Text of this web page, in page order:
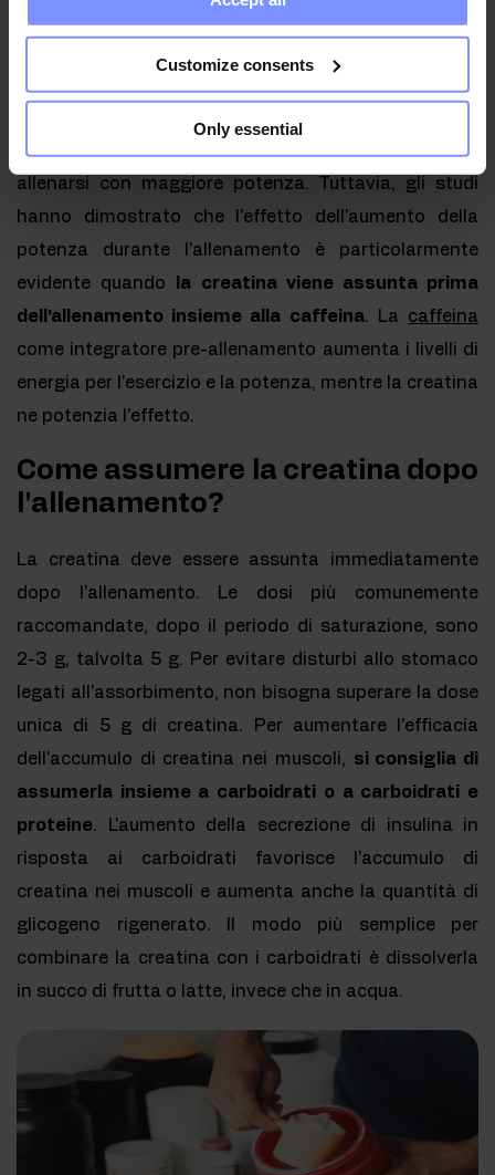
Customize consents
Only essential
durante l'esercizio di forza. Si presume che ciò aiuti a
allenarsi con maggiore potenza. Tuttavia, gli studi
hanno dimostrato che l'effetto dell'aumento della
potenza durante l'allenamento è particolarmente
evidente quando
la creatina viene assunta prima
dell'allenamento insieme alla caffeina. La caffeina
come integratore pre-allenamento aumenta i livelli di
energia per l'esercizio e la potenza, mentre la creatina
ne potenzia l'effetto.
Come assumere la creatina dopo
l'allenamento?
La creatina deve essere assunta immediatamente
dopo l'allenamento. Le dosi più comunemente
raccomandate, dopo il periodo di saturazione, sono
2-3 g, talvolta 5 g. Per evitare disturbi allo stomaco
legati all'assorbimento, non bisogna superare la dose
unica di 5 g di creatina. Per aumentare l'efficacia
dell'accumulo di creatina nei muscoli, si consiglia di
assumerla insieme a carboidrati o a carboidrati e
proteine. L'aumento della secrezione di insulina in
risposta ai carboidrati favorisce l'accumulo di
creatina nei muscoli e aumenta anche la quantità di
glicogeno rigenerato. Il modo più semplice per
combinare la creatina con i carboidrati è dissolverla
in succo di frutta o latte, invece che in acqua.